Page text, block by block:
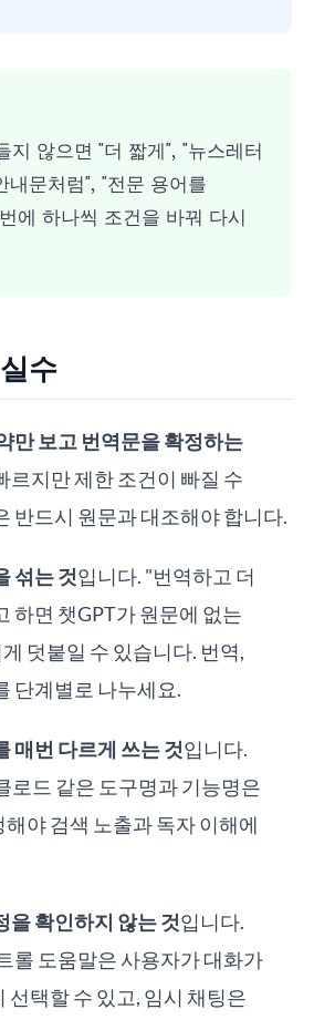
지 않으면 "더 짧게", "뉴스레터
내문처럼", "전문 용어를
에 하나씩 조건을 바꿔 다시
수
만 보고 번역문을 확정하는
르지만 제한 조건이 빠질 수
반드시 원문과 대조해야 합니다.
섞는 것입니다. "번역하고 더
하면 챗GPT가 원문에 없는
덧붙일 수 있습니다. 번역,
단계별로 나누세요.
매번 다르게 쓰는 것입니다.
로드 같은 도구명과 기능명은
야 검색 노출과 독자 이해에
을 확인하지 않는 것입니다.
롤 도움말은 사용자가 대화가
선택할 수 있고, 임시 채팅은